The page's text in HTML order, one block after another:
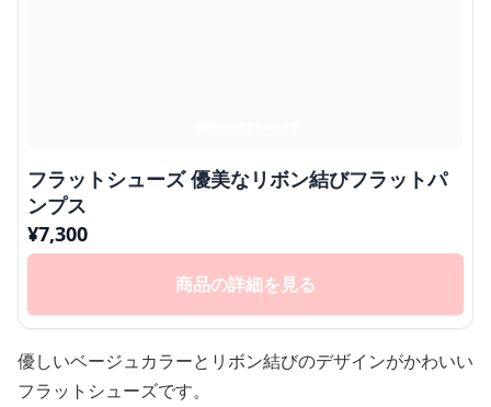
フラットシューズ 優美なリボン結びフラットパ
ンプス
¥7,300
商品の詳細を見る
優しいベージュカラーとリボン結びのデザインがかわいい
フラットシューズです。